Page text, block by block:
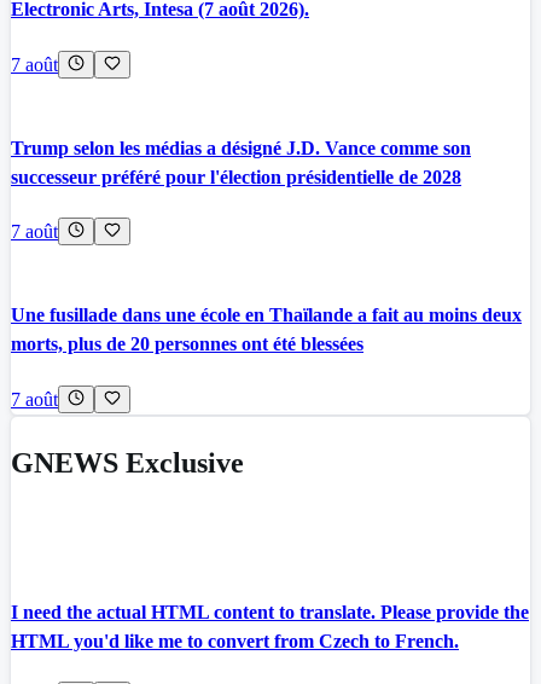
Electronic Arts, Intesa (7 août 2026).
7 août
Trump selon les médias a désigné J.D. Vance comme son
successeur préféré pour l'élection présidentielle de 2028
7 août
Une fusillade dans une école en Thaïlande a fait au moins deux
morts, plus de 20 personnes ont été blessées
7 août
GNEWS Exclusive
I need the actual HTML content to translate. Please provide the
HTML you'd like me to convert from Czech to French.